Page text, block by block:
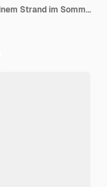
Junge Frau posiert zuversichtlich auf einem Strand im Sommer